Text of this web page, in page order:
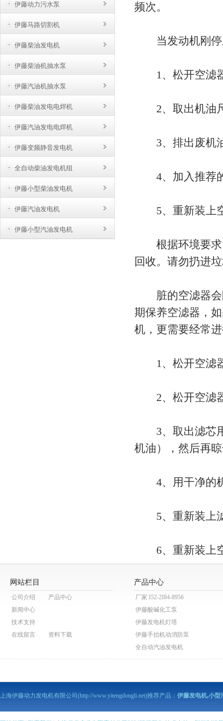
伊藤动力污水泵
伊藤马路切割机
伊藤柴油发电机
伊藤柴油机抽水泵
伊藤汽油机抽水泵
伊藤柴油发电电焊机
伊藤汽油发电电焊机
伊藤变频静音发电机
全自动柴油发电机组
伊藤小型柴油发电机
伊藤汽油发电机
伊藤小型汽油发电机
频次。
当发动机刚停
1、松开空滤器
2、取出机油
3、排出废机
4、加入推荐的
5、重新装上空
根据环境要求
回收。请勿扔进
脏的空滤器会
期保养空滤器，
机，更需要经常
1、松开空滤器
2、松开空滤器
3、取出滤芯用
机油），然后再
4、用干净的机
5、重新装上
6、重新装上空
网站栏目
公司介绍
产品中心
新闻中心
技术支持
在线留言
资料下载
产品中心
厂家 I52-2I84-8956
伊藤酸碱化工泵
伊藤发电机灯塔
伊藤手抬机动消防泵
全自动汽油发电机
伊藤动力泥浆泵
伊藤柴油发电机
上海伊藤动力发电机有限公司(http://www.yitengdongli.net)推荐产品： 伊藤发电机,小型